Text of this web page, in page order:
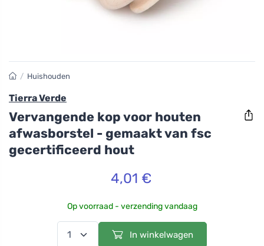
/ Huishouden
Tierra Verde
Vervangende kop voor houten
afwasborstel - gemaakt van fsc
gecertificeerd hout
4,01 €
Op voorraad - verzending vandaag
In winkelwagen